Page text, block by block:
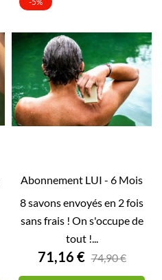
APERÇU RAPIDE
Abonnement LUI - 6 Mois
8 savons envoyés en 2 fois
sans frais ! On s'occupe de
tout !...
71,16 € 74,90 €